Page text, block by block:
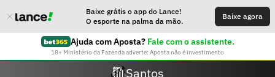
Baixe grátis o app do Lance!
O esporte na palma da mão.
Baixe agora
Ajuda com Aposta? Fale com o assistente.
18+ Ministério da Fazenda adverte: Aposta não é investimento
Santos